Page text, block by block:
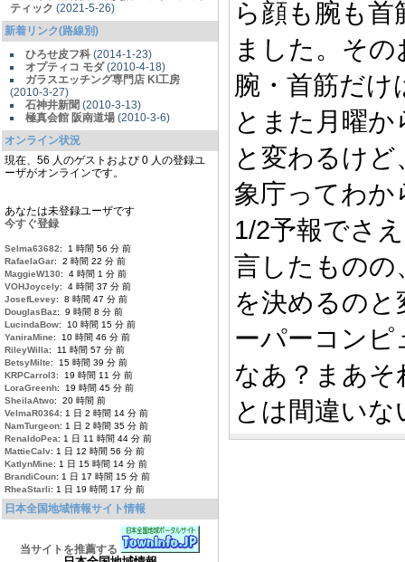
ティック (2021-5-26)
新着リンク(路線別)
ひろせ皮フ科 (2014-1-23)
オプティコ モダ(2010-4-18)
ガラスエッチング専門店 KI工房
(2010-3-27)
石神井新聞 (2010-3-13)
極真会館 阪南道場 (2010-3-6)
オンライン状況
現在、56 人のゲストおよび 0 人の登録ユ
ーザがオンラインです。
あなたは未登録ユーザです
今すぐ登録
Selma63682: 1 時間 56 分 前
RafaelaGar: 2 時間 22 分 前
MaggieW130: 4 時間 1 分 前
VOHJoycely: 4 時間 37 分 前
JosefLevey: 8 時間 47 分 前
DouglasBaz: 9 時間 8 分 前
LucindaBow: 10 時間 15 分 前
YaniraMine: 10 時間 46 分 前
RileyWilla: 11 時間 57 分 前
BetsyMilte: 15 時間 39 分 前
KRPCarrol3: 19 時間 11 分 前
LoraGreenh: 19 時間 45 分 前
SheilaAtwo: 20 時間 前
VelmaR0364: 1 日 2 時間 14 分 前
NamTurgeon: 1 日 2 時間 35 分 前
RenaldoPea: 1 日 11 時間 44 分 前
MattieCalv: 1 日 12 時間 56 分 前
KatlynMine: 1 日 15 時間 14 分 前
BrandiCoun: 1 日 17 時間 15 分 前
RheaStarli: 1 日 19 時間 17 分 前
日本全国地域情報サイト情報
当サイトを推薦する
ら顔も腕も
ました。そ
腕・首筋だ
とまた月曜
と変わるけ
象庁ってわか
1/2予報でさ
言したものの
を決めるの
ーパーコン
なあ？まあそ
とは間違い